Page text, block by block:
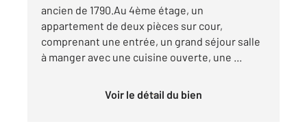
ancien de 1790.Au 4ème étage, un
appartement de deux pièces sur cour,
comprenant une entrée, un grand séjour salle
à manger avec une cuisine ouverte, une ...
Voir le détail du bien